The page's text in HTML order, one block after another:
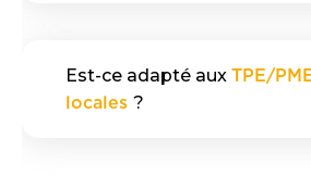
Est-ce adapté aux TPE/
locales ?